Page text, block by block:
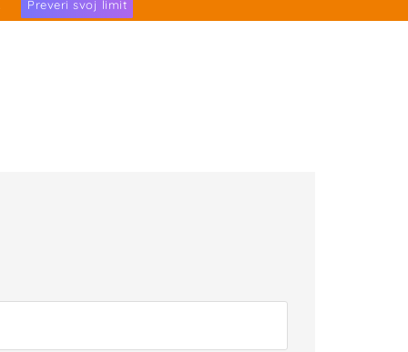
Preveri svoj limit